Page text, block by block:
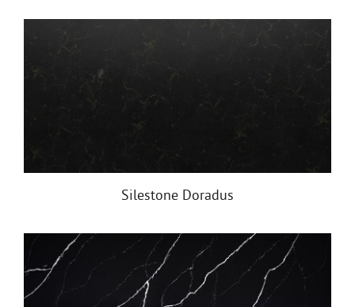
Silestone Doradus